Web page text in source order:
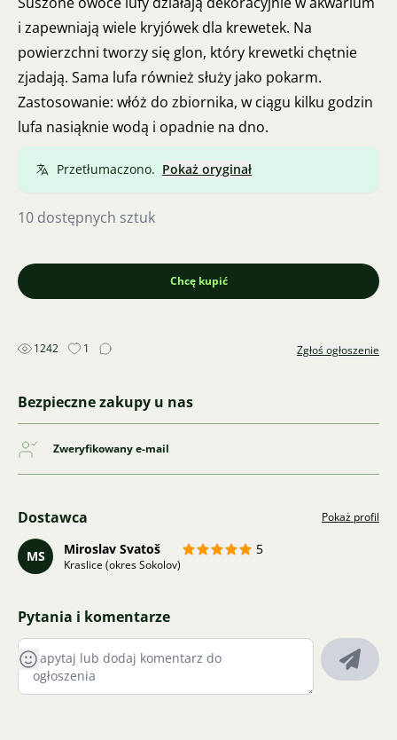
i zapewniają wiele kryjówek dla krewetek. Na
powierzchni tworzy się glon, który krewetki chętnie
zjadają. Sama lufa również służy jako pokarm.
Zastosowanie: włóż do zbiornika, w ciągu kilku godzin
lufa nasiąknie wodą i opadnie na dno.
Przetłumaczono. Pokaż oryginał
10 dostępnych sztuk
Chcę kupić
1242 1 Zgłoś ogłoszenie
Bezpieczne zakupy u nas
Zweryfikowany e-mail
Dostawca Pokaż profil
MS Miroslav Svatoš 5
Kraslice (okres Sokolov)
Pytania i komentarze